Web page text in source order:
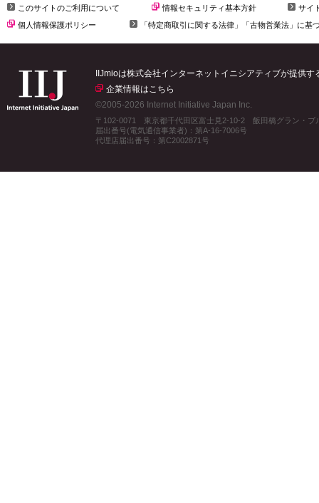
このサイトのご利用について 情報セキュリティ基本方針
サイ
個人情報保護ポリシー
「特定商取引に関する法律」「古物営業法」に基
IIJmioは株式会社インターネットイニシアティブが提供
企業情報はこちら
©2005-2026 Internet Initiative Japan Inc.
〒102-0071 東京都千代田区富士見2-10-2 飯田橋グラン・ブ
届出番号(電気通信事業者)：第A-16-7006号
代理店届出番号：第C2002871号